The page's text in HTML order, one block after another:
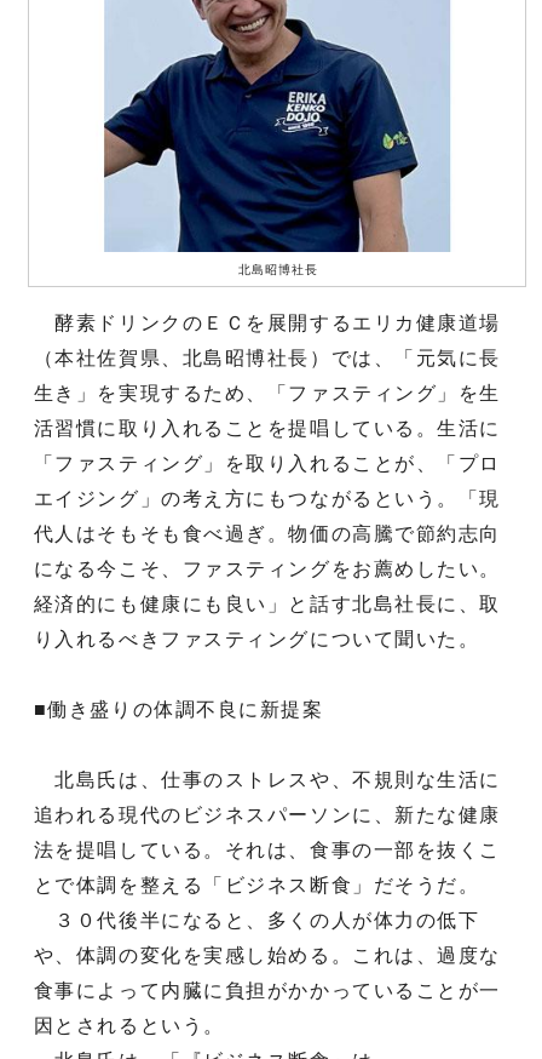
北島昭博社長
酵素ドリンクのＥＣを展開するエリカ健康道場
（本社佐賀県、北島昭博社長）では、「元気に長
生き」を実現するため、「ファスティング」を生
活習慣に取り入れることを提唱している。生活に
「ファスティング」を取り入れることが、「プロ
エイジング」の考え方にもつながるという。「現
代人はそもそも食べ過ぎ。物価の高騰で節約志向
になる今こそ、ファスティングをお薦めしたい。
経済的にも健康にも良い」と話す北島社長に、取
り入れるべきファスティングについて聞いた。
■働き盛りの体調不良に新提案
北島氏は、仕事のストレスや、不規則な生活に
追われる現代のビジネスパーソンに、新たな健康
法を提唱している。それは、食事の一部を抜くこ
とで体調を整える「ビジネス断食」だそうだ。
３０代後半になると、多くの人が体力の低下
や、体調の変化を実感し始める。これは、過度な
食事によって内臓に負担がかかっていることが一
因とされるという。